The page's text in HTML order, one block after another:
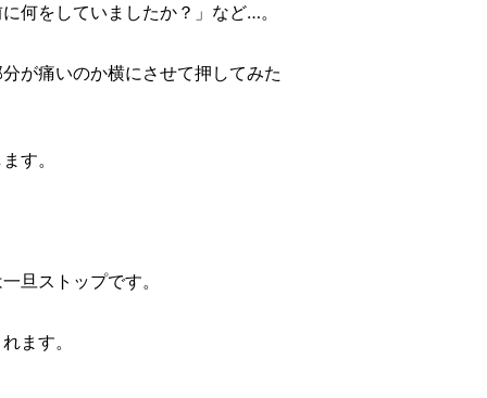
何をしていましたか？」など…。
が痛いのか横にさせて押してみた
す。
旦ストップです。
ます。